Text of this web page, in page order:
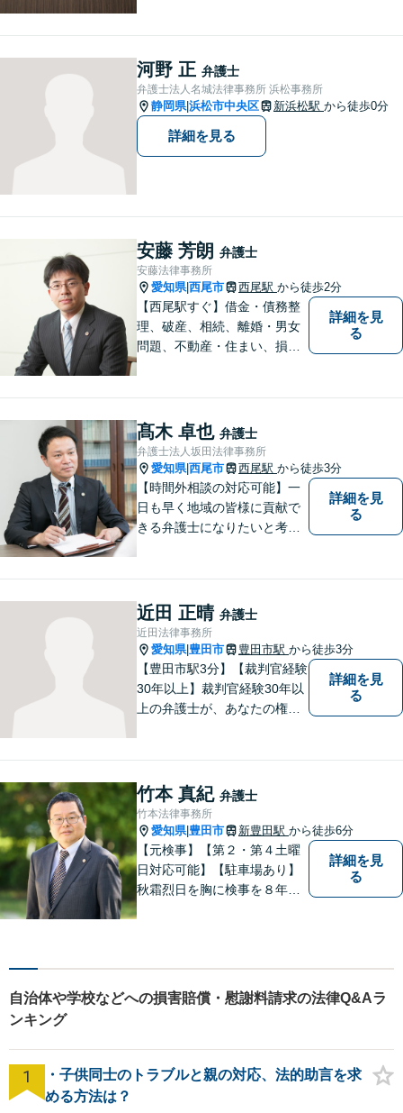
河野 正 弁護士
弁護士法人名城法律事務所 浜松事務所
静岡県|浜松市中央区 新浜松駅 から徒歩0分
詳細を見る
安藤 芳朗 弁護士
安藤法律事務所
愛知県|西尾市 西尾駅 から徒歩2分
【西尾駅すぐ】借金・債務整
理、破産、相続、離婚・男女
問題、不動産・住まい、損害
詳細を見
る
髙木 卓也 弁護士
弁護士法人坂田法律事務所
愛知県|西尾市 西尾駅 から徒歩3分
【時間外相談の対応可能】一
日も早く地域の皆様に貢献で
きる弁護士になりたいと考え
ださい
詳細を見
る
近田 正晴 弁護士
近田法律事務所
愛知県| 豊田市 豊田市駅 から徒歩3分
【豊田市駅3分】【裁判官経験
30年以上】裁判官経験30年以
上の弁護士が、あなたの権利
問題、税務訴訟、行政事件で
悩んでいる方はお気軽にご相
談ください。
詳細を見
る
竹本 真紀 弁護士
竹本法律事務所
愛知県| 豊田市 新豊田駅 から徒歩6分
【元検事】【第２・第４土曜
日対応可能】【駐車場あり】
秋霜烈日を胸に検事を８年，
添い，「この地域」の方々の
悩みに対して一緒に解決を目
指したいと思います。お待ち
詳細を見
る
自治体や学校などへの損害賠償・慰謝料請求の法律Q&Aラ
ンキング
1
・子供同士のトラブルと親の対応、法的助言を求
める方法は？